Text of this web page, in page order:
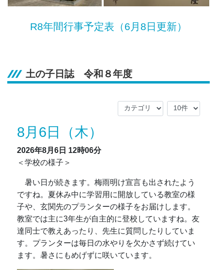
R8年間行事予定表（6月8日更新）
土の子日誌 令和８年度
8月6日（木）
2026年8月6日 12時06分
＜学校の様子＞
暑い日が続きます。梅雨明け宣言も出されたよう
ですね。夏休み中に学習用に開放している教室の様
子や、玄関先のプランターの様子をお届けします。
教室では主に3年生が自主的に登校していますね。友
達同士で教えあったり、先生に質問したりしていま
す。プランターは毎日の水やりを欠かさず続けてい
ます。暑さにもめげずに咲いています。